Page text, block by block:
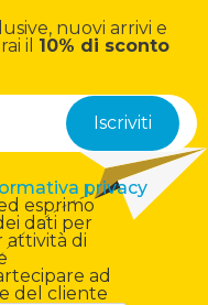
nuovi arrivi e
il 10% di sconto
privacy
esprimo
dati per
attività di
ad
del cliente